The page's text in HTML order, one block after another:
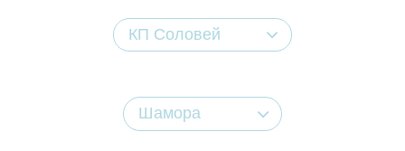
КП Соловей
Шамора